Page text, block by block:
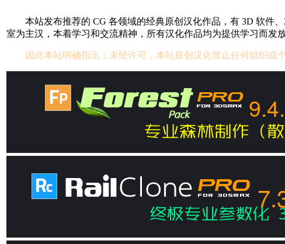
本站发布推荐的 CG 各领域的经典原创汉化作品，有 3D 软件
室为主汉，本着学习和交流精神，所有汉化作品均为提供学习而发
因此本站明确指出：未经许可，本站原创汉化禁止任何组织